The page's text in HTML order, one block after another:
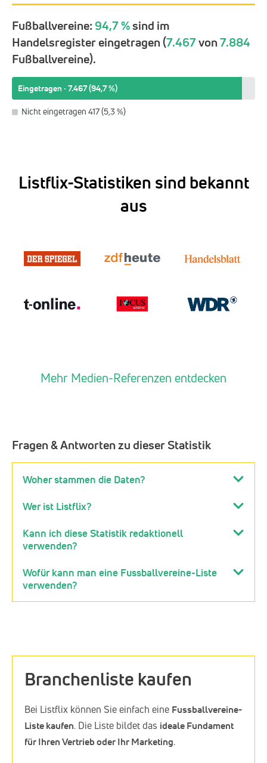
Fußballvereine:94,7 %sind im
Handelsregister eingetragen (7.467von7.884
Fußballvereine).
Eingetragen · 7.467 (94,7 %)
Nicht eingetragen 417 (5,3 %)
Listflix-Statistiken sind bekannt
aus
Mehr Medien-Referenzen entdecken
Fragen & Antworten zu dieser Statistik
Woher stammen die Daten?
Wer ist Listflix?
Kann ich diese Statistik redaktionell
verwenden?
Wofür kann man eine Fussballvereine-Liste
verwenden?
Branchenliste kaufen
Bei Listflix können Sie einfach eine Fussballvereine-
Liste kaufen. Die Liste bildet das ideale Fundament
für Ihren Vertrieb oder Ihr Marketing.